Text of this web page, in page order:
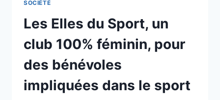
SOCIÉTÉ
Les Elles du Sport, un
club 100% féminin, pour
des bénévoles
impliquées dans le sport